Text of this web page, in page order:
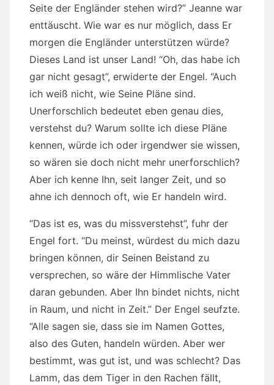
Seite der Engländer stehen wird?” Jeanne war
enttäuscht. Wie war es nur möglich, dass Er
morgen die Engländer unterstützen würde?
Dieses Land ist unser Land! “Oh, das habe ich
gar nicht gesagt”, erwiderte der Engel. “Auch
ich weiß nicht, wie Seine Pläne sind.
Unerforschlich bedeutet eben genau dies,
verstehst du? Warum sollte ich diese Pläne
kennen, würde ich oder irgendwer sie wissen,
so wären sie doch nicht mehr unerforschlich?
Aber ich kenne Ihn, seit langer Zeit, und so
ahne ich dennoch oft, wie Er handeln wird.
“Das ist es, was du missverstehst”, fuhr der
Engel fort. “Du meinst, würdest du mich dazu
bringen können, dir Seinen Beistand zu
versprechen, so wäre der Himmlische Vater
daran gebunden. Aber Ihn bindet nichts, nicht
in Raum, und nicht in Zeit.” Der Engel seufzte.
“Alle sagen sie, dass sie im Namen Gottes,
also des Guten, handeln würden. Aber wer
bestimmt, was gut ist, und was schlecht? Das
Lamm, das dem Tiger in den Rachen fällt,